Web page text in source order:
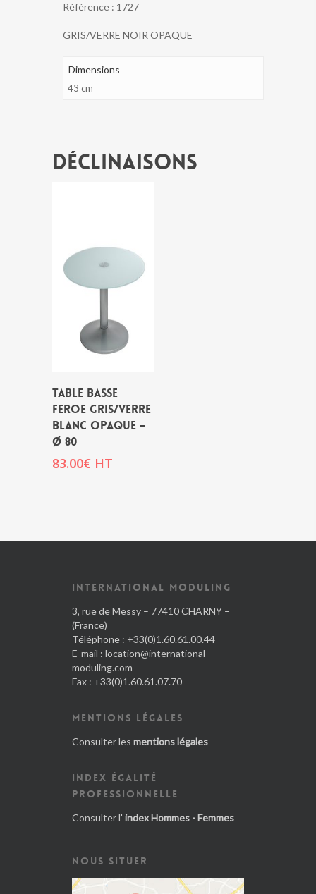
-
80
Référence : 1727
GRIS/VERRE NOIR OPAQUE
Dimensions
43 cm
Déclinaisons
TABLE BASSE
FEROE GRIS/VERRE
BLANC OPAQUE –
Ø 80
83.00€ HT
INTERNATIONAL MODULING
3, rue de Messy – 77410 CHARNY –
(France)
Téléphone : +33(0)1.60.61.00.44
E-mail : location@international-
moduling.com
Fax : +33(0)1.60.61.07.70
MENTIONS LÉGALES
Consulter les mentions légales
INDEX ÉGALITÉ
PROFESSIONNELLE
Consulter l' index Hommes - Femmes
NOUS SITUER